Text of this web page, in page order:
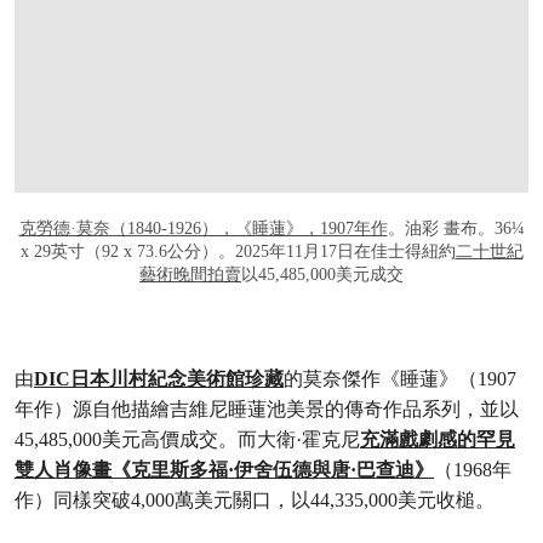
克勞德·莫奈（1840-1926），《睡蓮》，1907年作。油彩 畫布。36¼
x 29英寸（92 x 73.6公分）。2025年11月17日在佳士得紐約 二十世紀
藝術晚間拍賣以45,485,000美元成交
由DIC日本川村紀念美術館珍藏的莫奈傑作《睡蓮》（1907
年作）源自他描繪吉維尼睡蓮池美景的傳奇作品系列，並以
45,485,000美元高價成交。而大衛·霍克尼充滿戲劇感的罕見
雙人肖像畫《克里斯多福·伊舍伍德與唐·巴查迪》
（1968年
作）同樣突破4,000萬美元關口，以44,335,000美元收槌。